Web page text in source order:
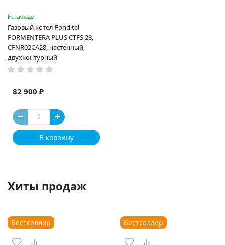
На складе
Газовый котел Fondital
FORMENTERA PLUS CTFS 28,
CFNR02CA28, настенный,
двухконтурный
82 900 ₽
В корзину
Хиты продаж
Бестселлер Бестселлер